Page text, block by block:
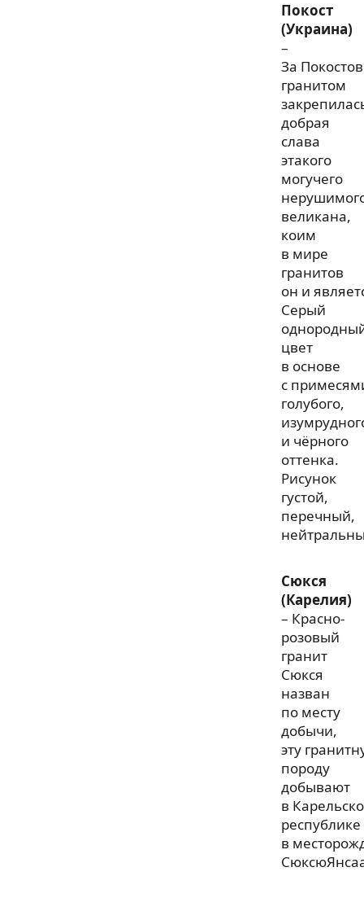
Покост
(Украина)
–
За
гранитом
добрая
слава
этакого
могучего
великана,
коим
в мире
гранитов
он и
Серый
цвет
в основе
с
голубого,
и чёрного
оттенка.
Рисунок
густой,
перечный,
Сюкся
(Карелия)
– Красно-
розовый
гранит
Сюкся
назван
по месту
добычи,
эту
породу
добывают
в
республике
в